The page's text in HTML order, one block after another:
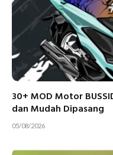
30+ MOD Motor
dan Mudah Dipasang
05/08/2026